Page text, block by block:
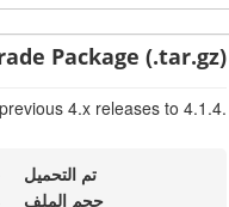
Package (.tar.gz)
4.x releases to 4.1.4.
تم التحميل
حجم الملف